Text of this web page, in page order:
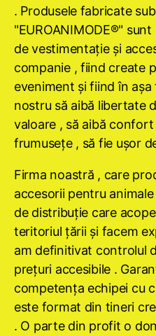
. Produsele fabricate
"EUROANIMODE®"
de vestimentaţie şi
companie , fiind create
eveniment şi fiind în
nostru să aibă libertate
valoare , să aibă
frumuseţe , să fie uşor
Firma noastră , care
accesorii pentru
de distribuţie care
teritoriul ţării şi facem
am definitivat controlul
preţuri accesibile .
competenţa echipei cu
este format din tineri
. O parte din profit o